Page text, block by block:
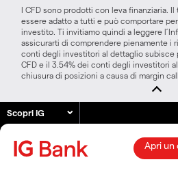
I CFD sono prodotti con leva finanziaria.
essere adatto a tutti e può comportare
investito. Ti invitiamo quindi a leggere
assicurarti di comprendere pienamente i
conti degli investitori al dettaglio subisce
CFD e il 3.54% dei conti degli investitori
chiusura di posizioni a causa di margin
Scopri IG
Apri un